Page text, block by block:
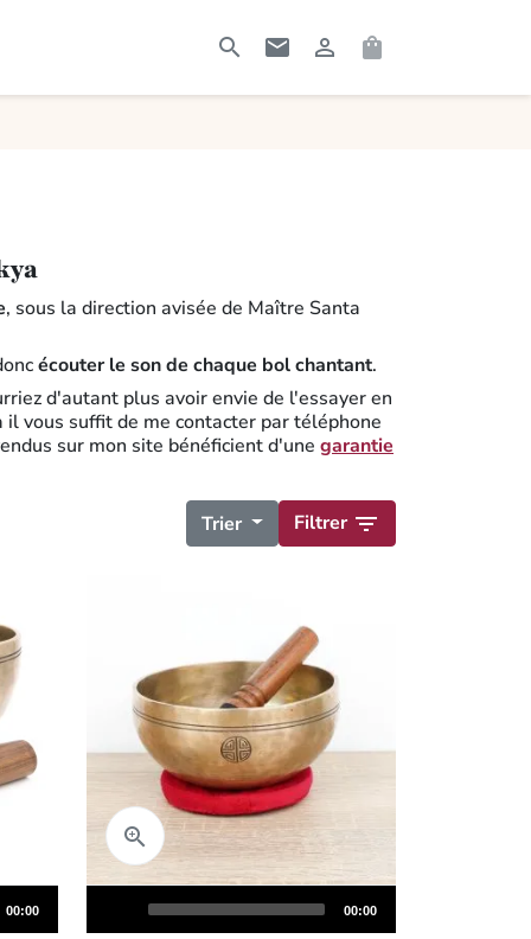
   
, sous la direction avisée de Maître Santa
écouter le son de chaque bol chantant.
d'autant plus avoir envie de l'essayer en
vous suffit de me contacter par téléphone
sur mon site bénéficient d'une garantie
Trier Filtrer 
Total
00:00
 Aperçu rapide
Total
00:00